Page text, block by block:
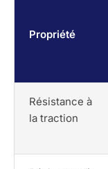
Propriété
Résistance à
la traction